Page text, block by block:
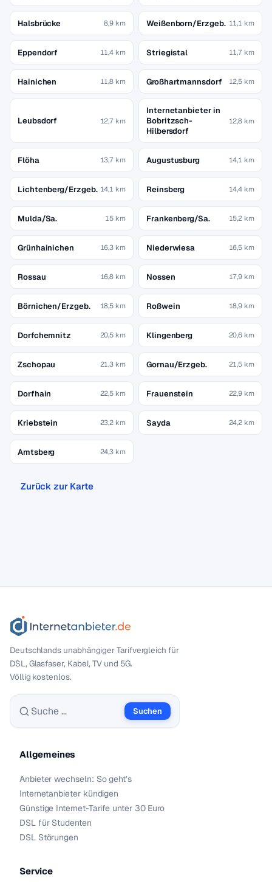
Halsbrücke 8,9 km Weißenborn/Erzgeb. 11,1 km
Eppendorf 11,4 km Striegistal 11,7 km
Hainichen 11,8 km Großhartmannsdorf 12,5 km
Leubsdorf 12,7 km
Internetanbieter in
Bobritzsch-
Hilbersdorf
12,8 km
Flöha 13,7 km Augustusburg 14,1 km
Lichtenberg/Erzgeb. 14,1 km Reinsberg 14,4 km
Mulda/Sa. 15 km Frankenberg/Sa. 15,2 km
Grünhainichen 16,3 km Niederwiesa 16,5 km
Rossau 16,8 km Nossen 17,9 km
Börnichen/Erzgeb. 18,5 km Roßwein 18,9 km
Dorfchemnitz 20,5 km Klingenberg 20,6 km
Zschopau 21,3 km Gornau/Erzgeb. 21,5 km
Dorfhain 22,5 km Frauenstein 22,9 km
Kriebstein 23,2 km Sayda 24,2 km
Amtsberg 24,3 km
Zurück zur Karte
Deutschlands unabhängiger Tarif­vergleich für
DSL, Glasfaser, Kabel, TV und 5G.
Völlig kostenlos.
Suche nach:
Suchen
Allgemeines
Anbieter wechseln: So geht’s
Internetanbieter kündigen
Günstige Internet-Tarife unter 30 Euro
DSL für Studenten
DSL Störungen
Service